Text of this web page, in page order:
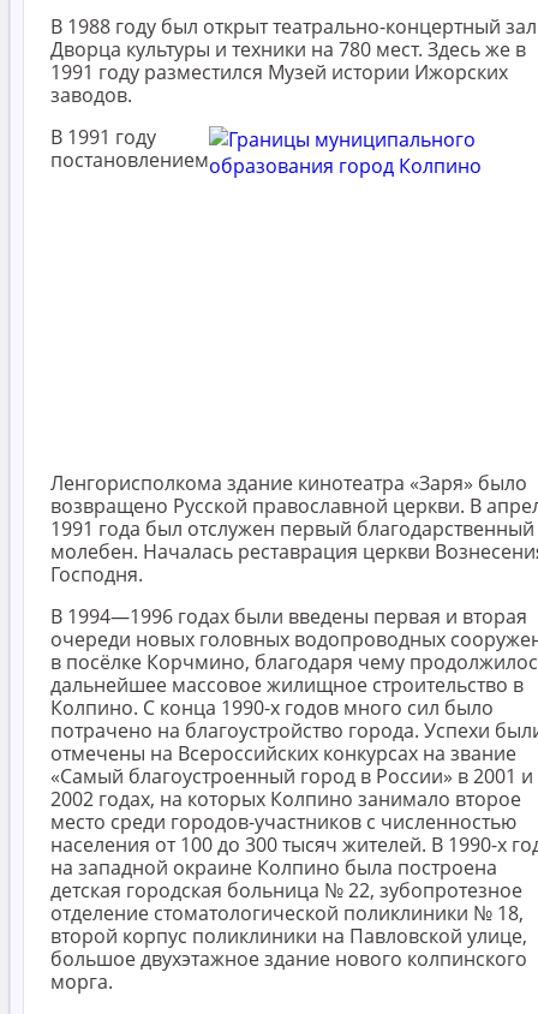
В 1988 году был открыт театрально-концертный зал
Дворца культуры и техники на 780 мест. Здесь же в
1991 году разместился Музей истории Ижорских
заводов.
В 1991 году
постановлением
Ленгорисполкома здание кинотеатра «Заря» было
возвращено Русской православной церкви. В
1991 года был отслужен первый благодарственный
молебен. Началась реставрация церкви
Господня.
В 1994—1996 годах были введены первая и вторая
очереди новых головных водопроводных
в посёлке Корчмино, благодаря чему
дальнейшее массовое жилищное строительство в
Колпино. С конца 1990-х годов много сил было
потрачено на благоустройство города. Успехи
отмечены на Всероссийских конкурсах на звание
«Самый благоустроенный город в России» в 2001 и
2002 годах, на которых Колпино занимало второе
место среди городов-участников с численностью
населения от 100 до 300 тысяч жителей. В 1990-х
на западной окраине Колпино была построена
детская городская больница № 22, зубопротезное
отделение стоматологической поликлиники № 18,
второй корпус поликлиники на Павловской улице,
большое двухэтажное здание нового колпинского
морга.